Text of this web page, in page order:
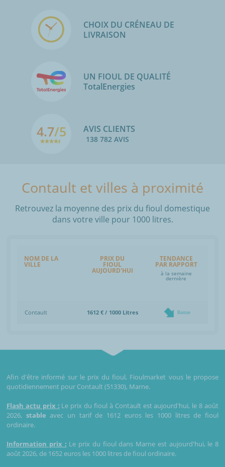
CHOIX DU CRÉNEAU DE
LIVRAISON
UN FIOUL DE QUALITÉ
TotalEnergies
4.7/5 AVIS CLIENTS
138 782 AVIS
Contault et villes à proximité
Retrouvez la moyenne des prix du fioul domestique
dans votre ville pour 1000 litres.
NOM DE LA
VILLE
PRIX DU
FIOUL
AUJOURD'HUI
TENDANCE
PAR RAPPORT
à la semaine
dernière
Contault 1612 € / 1000 Litres Baisse
Afin d'être informé sur le prix du fioul, Fioulmarket vous le propose
quotidiennement pour Contault (51330), Marne.
Flash actu prix : Le prix du fioul à Contault est aujourd'hui, le 8 août
2026, stable avec un tarif de 1612 euros les 1000 litres de fioul
ordinaire.
Information prix : Le prix du fioul dans Marne est aujourd'hui, le 8
août 2026, de 1652 euros les 1000 litres de fioul ordinaire.